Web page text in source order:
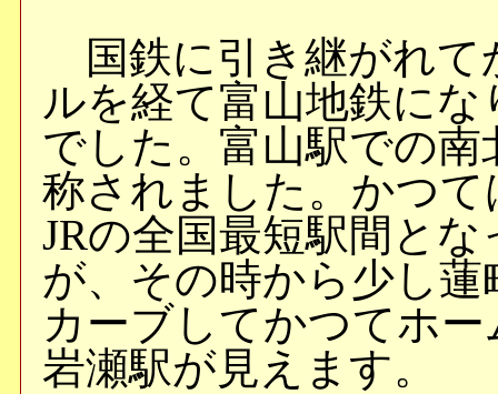
国鉄に引き継がれて
ルを経て富山地鉄に
でした。富山駅での
称されました。かつ
JRの全国最短駅間と
が、その時から少し
カーブしてかつてホ
岩瀬駅が見えます。